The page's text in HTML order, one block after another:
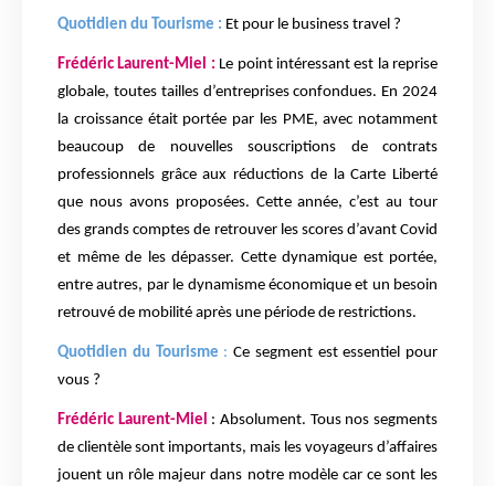
Quotidien du Tourisme : Et pour le business travel ?
Frédéric Laurent-Miel : Le point intéressant est la reprise
globale, toutes tailles d’entreprises confondues. En 2024
la croissance était portée par les PME, avec notamment
beaucoup de nouvelles souscriptions de contrats
professionnels grâce aux réductions de la Carte Liberté
que nous avons proposées. Cette année, c’est au tour
des grands comptes de retrouver les scores d’avant Covid
et même de les dépasser. Cette dynamique est portée,
entre autres, par le dynamisme économique et un besoin
retrouvé de mobilité après une période de restrictions.
Quotidien du Tourisme : Ce segment est essentiel pour
vous ?
Frédéric Laurent-Miel : Absolument. Tous nos segments
de clientèle sont importants, mais les voyageurs d’affaires
jouent un rôle majeur dans notre modèle car ce sont les